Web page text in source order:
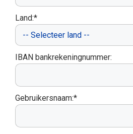
Land:*
IBAN bankrekeningnummer:
Gebruikersnaam:*